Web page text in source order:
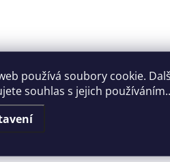
používá soubory cookie.
souhlas s jejich